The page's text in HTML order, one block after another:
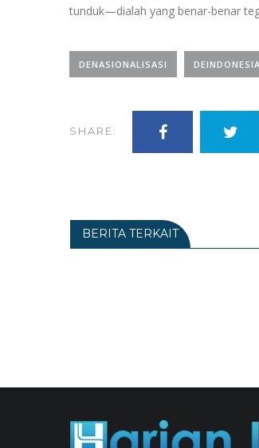
tunduk—dialah yang benar-benar
DENASIONALISASI
SHARE:
BERITA TERKAIT